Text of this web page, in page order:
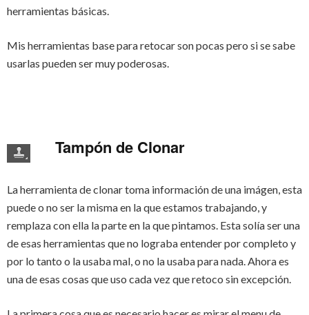
herramientas básicas.
Mis herramientas base para retocar son pocas pero si se sabe
usarlas pueden ser muy poderosas.
Tampón de Clonar
La herramienta de clonar toma información de una imágen, esta
puede o no ser la misma en la que estamos trabajando, y
remplaza con ella la parte en la que pintamos. Esta solía ser una
de esas herramientas que no lograba entender por completo y
por lo tanto o la usaba mal, o no la usaba para nada. Ahora es
una de esas cosas que uso cada vez que retoco sin excepción.